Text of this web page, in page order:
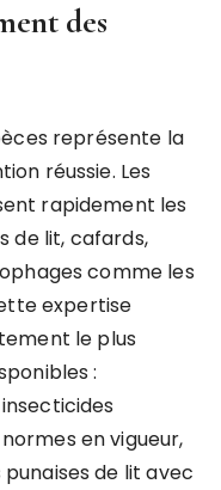
des
représente la
réussie. Les
rapidement les
de lit, cafards,
comme les
expertise
le plus
:
en vigueur,
de lit avec